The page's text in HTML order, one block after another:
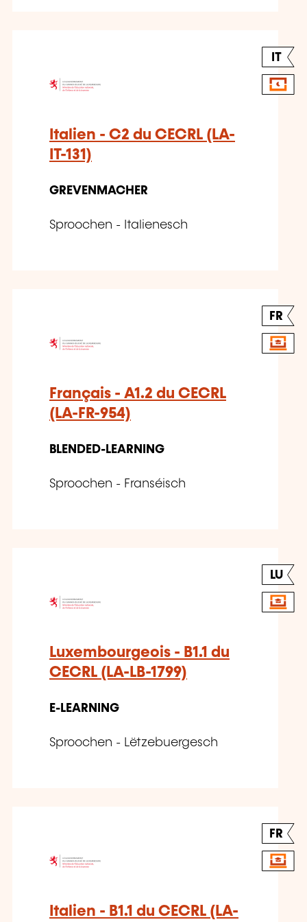
IT
Italien - C2 du CECRL (LA-
IT-131)
GREVENMACHER
Sproochen - Italienesch
FR
Français - A1.2 du CECRL
(LA-FR-954)
BLENDED-LEARNING
Sproochen - Franséisch
LU
Luxembourgeois - B1.1 du
CECRL (LA-LB-1799)
E-LEARNING
Sproochen - Lëtzebuergesch
FR
Italien - B1.1 du CECRL (LA-